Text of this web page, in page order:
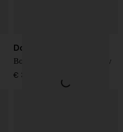
Dolce & Gabbana
Borsa in pelle morbida Sicily
€ 3.250,00